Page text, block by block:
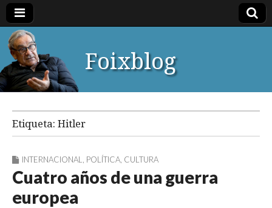
Foixblog
Etiqueta: Hitler
INTERNACIONAL POLÍTICA CULTURA
Cuatro años de una guerra
europea